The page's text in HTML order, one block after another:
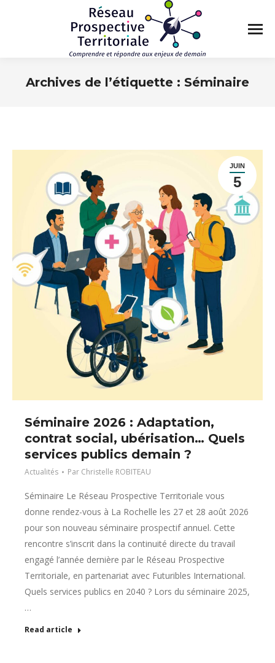
Archives de l’étiquette : Séminaire
JUIN
5
Séminaire 2026 : Adaptation,
contrat social, ubérisation… Quels
services publics demain ?
Actualités Par Christelle ROBITEAU
Séminaire Le Réseau Prospective Territoriale vous
donne rendez-vous à La Rochelle les 27 et 28 août 2026
pour son nouveau séminaire prospectif annuel. Cette
rencontre s’inscrit dans la continuité directe du travail
engagé l’année dernière par le Réseau Prospective
Territoriale, en partenariat avec Futuribles International.
Quels services publics en 2040 ? Lors du séminaire 2025,
…
Read article